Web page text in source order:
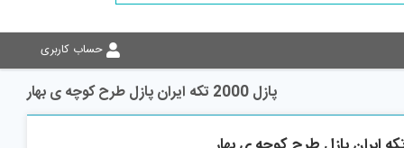
حساب کاربری
پازل 2000 تکه ایران پازل طرح کوچه ی بهار